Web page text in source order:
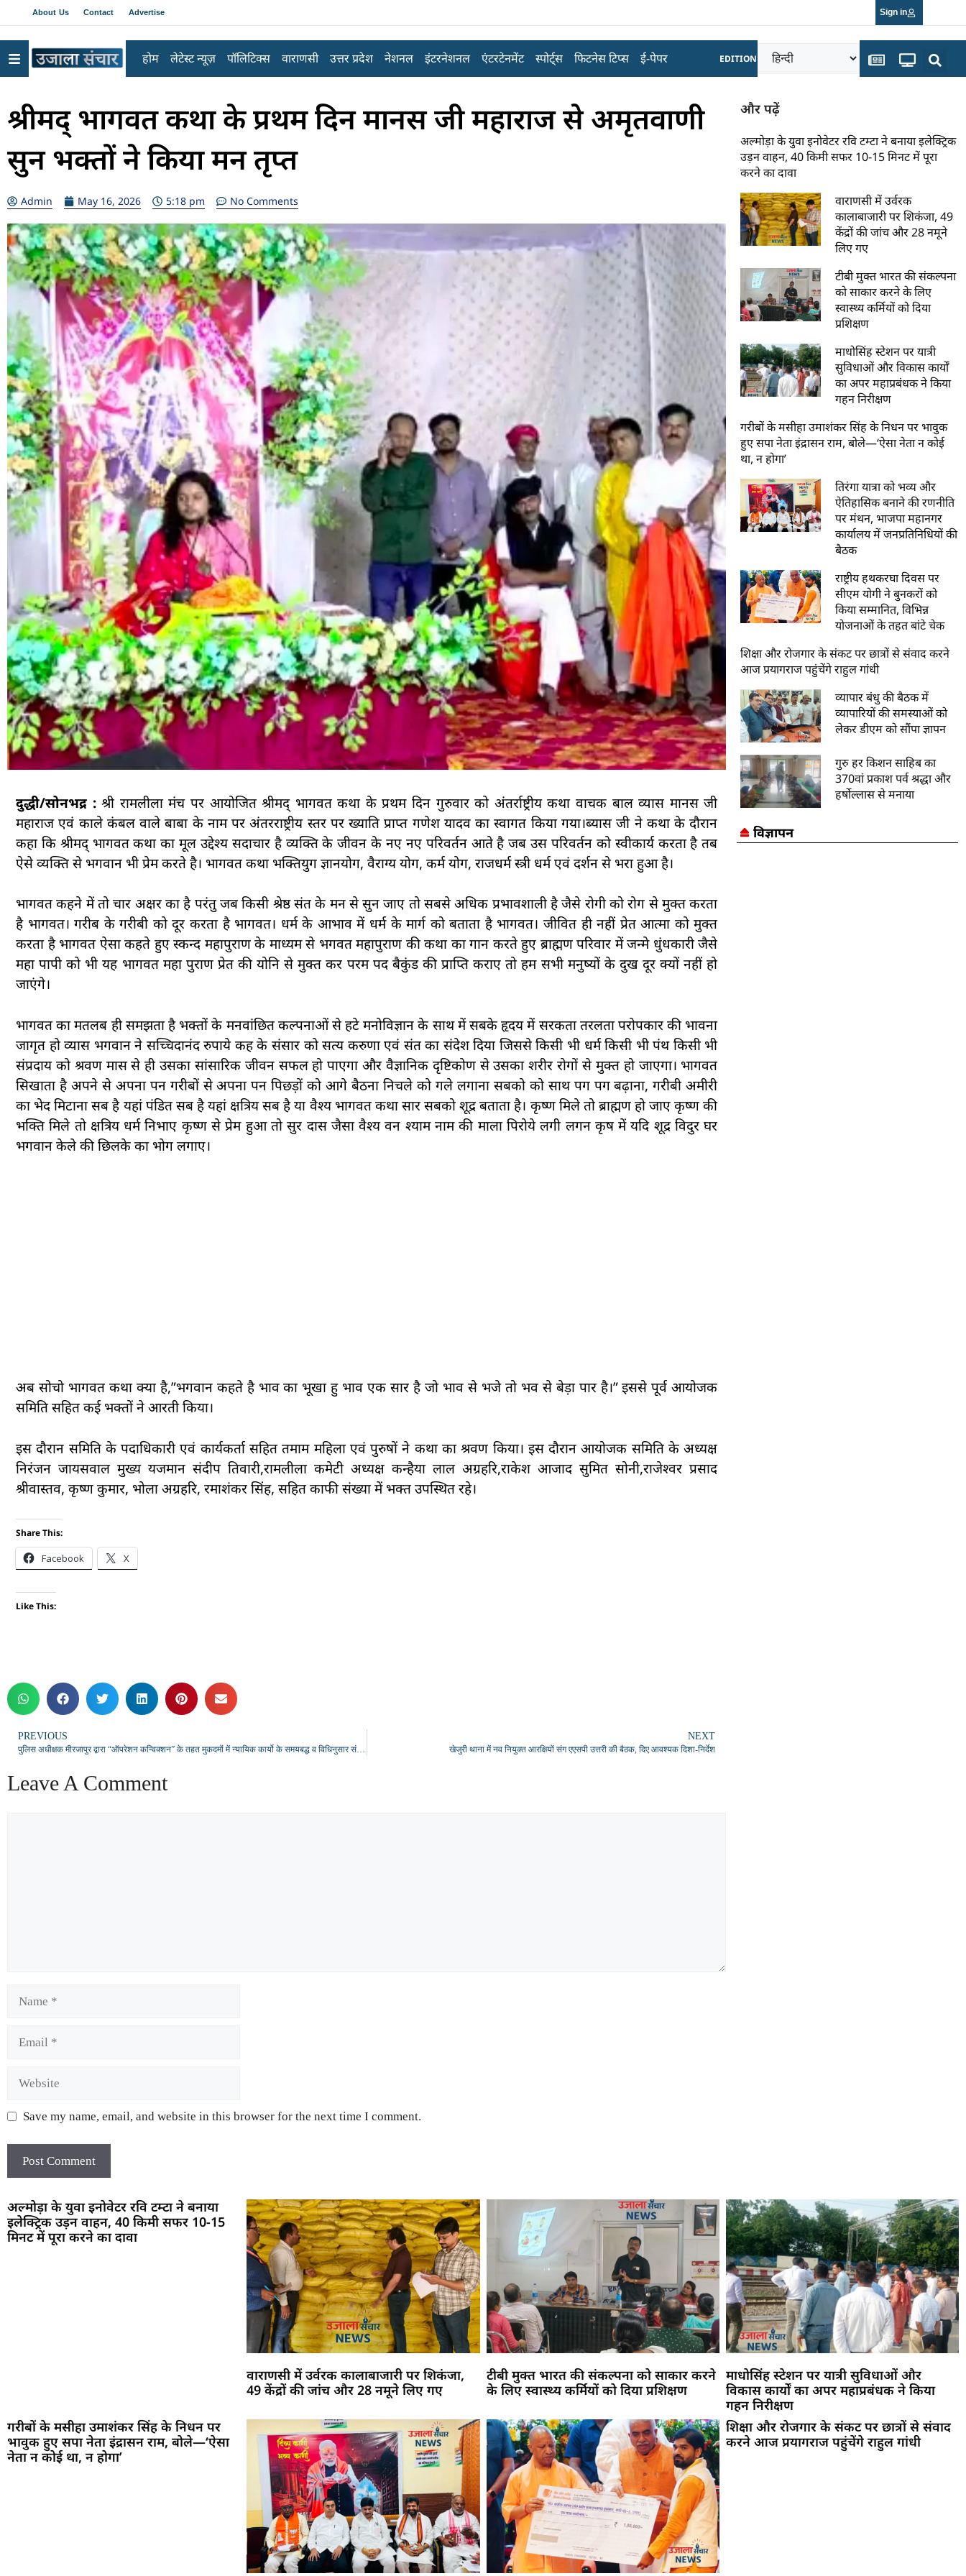
About Us Contact Advertise Sign in
होम लेटेस्ट न्यूज़ पॉलिटिक्स वाराणसी उत्तर प्रदेश नेशनल इंटरनेशनल एंटरटेनमेंट स्पोर्ट्स फिटनेस टिप्स ई-पेपर EDITION
श्रीमद् भागवत कथा के प्रथम दिन मानस जी महाराज से अमृतवाणी
सुन भक्तों ने किया मन तृप्त
Admin May 16, 2026 5:18 pm No Comments
दुद्धी/सोनभद्र :श्री रामलीला मंच पर आयोजित श्रीमद् भागवत कथा के प्रथम दिन गुरुवार को अंतर्राष्ट्रीय कथा वाचक बाल व्यास मानस जी
महाराज एवं काले कंबल वाले बाबा के नाम पर अंतरराष्ट्रीय स्तर पर ख्याति प्राप्त गणेश यादव का स्वागत किया गया।ब्यास जी ने कथा के दौरान
कहा कि श्रीमद् भागवत कथा का मूल उद्देश्य सदाचार है व्यक्ति के जीवन के नए नए परिवर्तन आते है जब उस परिवर्तन को स्वीकार्य करता है तब
ऐसे व्यक्ति से भगवान भी प्रेम करते है। भागवत कथा भक्तियुग ज्ञानयोग, वैराग्य योग, कर्म योग, राजधर्म स्त्री धर्म एवं दर्शन से भरा हुआ है।
भागवत कहने में तो चार अक्षर का है परंतु जब किसी श्रेष्ठ संत के मन से सुन जाए तो सबसे अधिक प्रभावशाली है जैसे रोगी को रोग से मुक्त करता
है भागवत। गरीब के गरीबी को दूर करता है भागवत। धर्म के आभाव में धर्म के मार्ग को बताता है भागवत। जीवित ही नहीं प्रेत आत्मा को मुक्त
करता है भागवत ऐसा कहते हुए स्कन्द महापुराण के माध्यम से भगवत महापुराण की कथा का गान करते हुए ब्राह्मण परिवार में जन्मे धुंधकारी जैसे
महा पापी को भी यह भागवत महा पुराण प्रेत की योनि से मुक्त कर परम पद बैकुंड की प्राप्ति कराए तो हम सभी मनुष्यों के दुख दूर क्यों नहीं हो
जाएंगे।
भागवत का मतलब ही समझता है भक्तों के मनवांछित कल्पनाओं से हटे मनोविज्ञान के साथ में सबके हृदय में सरकता तरलता परोपकार की भावना
जागृत हो व्यास भगवान ने सच्चिदानंद रुपाये कह के संसार को सत्य करुणा एवं संत का संदेश दिया जिससे किसी भी धर्म किसी भी पंथ किसी भी
संप्रदाय को श्रवण मास से ही उसका सांसारिक जीवन सफल हो पाएगा और वैज्ञानिक दृष्टिकोण से उसका शरीर रोगों से मुक्त हो जाएगा। भागवत
सिखाता है अपने से अपना पन गरीबों से अपना पन पिछड़ों को आगे बैठना निचले को गले लगाना सबको को साथ पग पग बढ़ाना, गरीबी अमीरी
का भेद मिटाना सब है यहां पंडित सब है यहां क्षत्रिय सब है या वैश्य भागवत कथा सार सबको शूद्र बताता है। कृष्ण मिले तो ब्राह्मण हो जाए कृष्ण की
भक्ति मिले तो क्षत्रिय धर्म निभाए कृष्ण से प्रेम हुआ तो सुर दास जैसा वैश्य वन श्याम नाम की माला पिरोये लगी लगन कृष में यदि शूद्र विदुर घर
भगवान केले की छिलके का भोग लगाए।
अब सोचो भागवत कथा क्या है,”भगवान कहते है भाव का भूखा हु भाव एक सार है जो भाव से भजे तो भव से बेड़ा पार है।” इससे पूर्व आयोजक
समिति सहित कई भक्तों ने आरती किया।
इस दौरान समिति के पदाधिकारी एवं कार्यकर्ता सहित तमाम महिला एवं पुरुषों ने कथा का श्रवण किया। इस दौरान आयोजक समिति के अध्यक्ष
निरंजन जायसवाल मुख्य यजमान संदीप तिवारी,रामलीला कमेटी अध्यक्ष कन्हैया लाल अग्रहरि,राकेश आजाद सुमित सोनी,राजेश्वर प्रसाद
श्रीवास्तव, कृष्ण कुमार, भोला अग्रहरि, रमाशंकर सिंह, सहित काफी संख्या में भक्त उपस्थित रहे।
Share This:
Facebook X
Like This:
PREVIOUS
पुलिस अधीक्षक मीरजापुर द्वारा “ऑपरेशन कन्विक्शन” के तहत मुकदमों में न्यायिक कार्यो के समयबद्ध व विधिनुसार संपादन हेतु कोर्ट मुहर्रिर व पैरोकार की गोष्ठी के उपरान्त पुलिस लाइन का भ्रमण/निरीक्षण कर सम्बन्धित को दिया गया आवश्यक दिशा निर्देश
NEXT
खेजुरी थाना में नव नियुक्त आरक्षियों संग एएसपी उत्तरी की बैठक, दिए आवश्यक दिशा-निर्देश
Leave A Comment
Save my name, email, and website in this browser for the next time I comment.
और पढ़ें
अल्मोड़ा के युवा इनोवेटर रवि टम्टा ने बनाया इलेक्ट्रिक
उड़न वाहन, 40 किमी सफर 10-15 मिनट में पूरा
करने का दावा
वाराणसी में उर्वरक
कालाबाजारी पर शिकंजा, 49
केंद्रों की जांच और 28 नमूने
लिए गए
टीबी मुक्त भारत की संकल्पना
को साकार करने के लिए
स्वास्थ्य कर्मियों को दिया
प्रशिक्षण
माधोसिंह स्टेशन पर यात्री
सुविधाओं और विकास कार्यों
का अपर महाप्रबंधक ने किया
गहन निरीक्षण
गरीबों के मसीहा उमाशंकर सिंह के निधन पर भावुक
हुए सपा नेता इंद्रासन राम, बोले—‘ऐसा नेता न कोई
था, न होगा’
तिरंगा यात्रा को भव्य और
ऐतिहासिक बनाने की रणनीति
पर मंथन, भाजपा महानगर
कार्यालय में जनप्रतिनिधियों की
बैठक
राष्ट्रीय हथकरघा दिवस पर
सीएम योगी ने बुनकरों को
किया सम्मानित, विभिन्न
योजनाओं के तहत बांटे चेक
शिक्षा और रोजगार के संकट पर छात्रों से संवाद करने
आज प्रयागराज पहुंचेंगे राहुल गांधी
व्यापार बंधु की बैठक में
व्यापारियों की समस्याओं को
लेकर डीएम को सौंपा ज्ञापन
गुरु हर किशन साहिब का
370वां प्रकाश पर्व श्रद्धा और
हर्षोल्लास से मनाया
विज्ञापन
अल्मोड़ा के युवा इनोवेटर रवि टम्टा ने बनाया
इलेक्ट्रिक उड़न वाहन, 40 किमी सफर 10-15
मिनट में पूरा करने का दावा
वाराणसी में उर्वरक कालाबाजारी पर शिकंजा,
49 केंद्रों की जांच और 28 नमूने लिए गए
टीबी मुक्त भारत की संकल्पना को साकार करने
के लिए स्वास्थ्य कर्मियों को दिया प्रशिक्षण
माधोसिंह स्टेशन पर यात्री सुविधाओं और
विकास कार्यों का अपर महाप्रबंधक ने किया
गहन निरीक्षण
गरीबों के मसीहा उमाशंकर सिंह के निधन पर
भावुक हुए सपा नेता इंद्रासन राम, बोले—‘ऐसा
नेता न कोई था, न होगा’
शिक्षा और रोजगार के संकट पर छात्रों से संवाद
करने आज प्रयागराज पहुंचेंगे राहुल गांधी